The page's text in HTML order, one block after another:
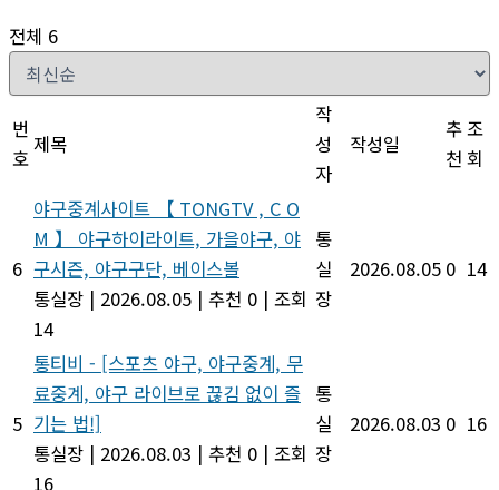
전체 6
번
호
제목
작
성
자
작성일
추
천
조
회
6
야구중계사이트 【 TONGTV , C O
M 】 야구하이라이트, 가을야구, 야
구시즌, 야구구단, 베이스볼
통실장 | 2026.08.05 | 추천 0 | 조회
14
통
실
장
2026.08.05 0 14
5
통티비 - [스포츠 야구, 야구중계, 무
료중계, 야구 라이브로 끊김 없이 즐
기는 법!]
통실장 | 2026.08.03 | 추천 0 | 조회
16
통
실
장
2026.08.03 0 16